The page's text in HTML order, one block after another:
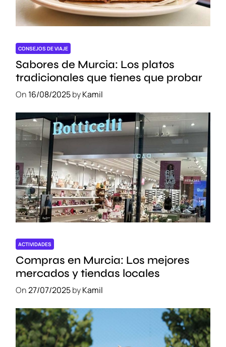
CONSEJOS DE VIAJE
Sabores de Murcia: Los platos
tradicionales que tienes que probar
On 16/08/2025byKamil
ACTIVIDADES
Compras en Murcia: Los mejores
mercados y tiendas locales
On27/07/2025byKamil